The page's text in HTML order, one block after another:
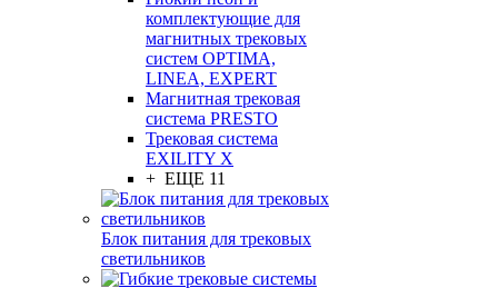
комплектующие для
магнитных трековых
систем OPTIMA,
LINEA, EXPERT
Магнитная трековая
система PRESTO
Трековая система
EXILITY X
+ ЕЩЕ 11
Блок питания для трековых
светильников